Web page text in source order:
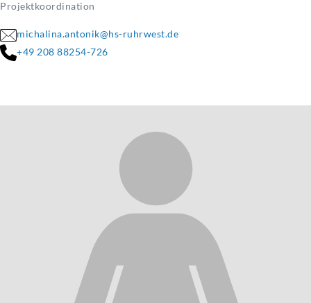
Projektkoordination
michalina.antonik@hs-ruhrwest.de
+49 208 88254-726